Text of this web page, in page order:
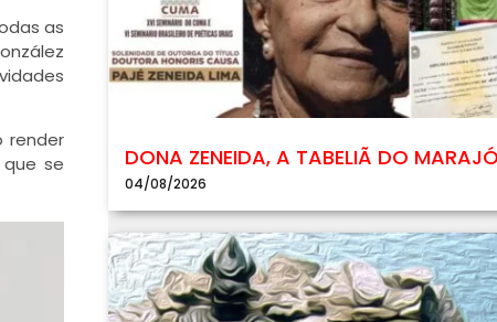
as
render
se
DONA ZENEIDA, A TABELIÃ DO
04/08/2026